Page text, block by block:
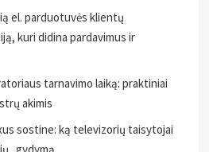
el. parduotuvės klientų
kuri didina pardavimus ir
tarnavimo laiką: praktiniai
akimis
sostine: ką televizorių taisytojai
„gydymą